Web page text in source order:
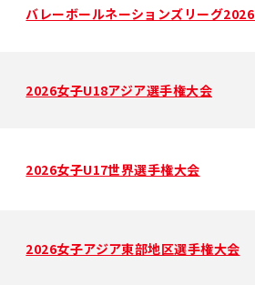
バレーボールネーションズリーグ
2026女子U18アジア選手権大会
2026女子U17世界選手権大会
2026女子アジア東部地区選手権大会